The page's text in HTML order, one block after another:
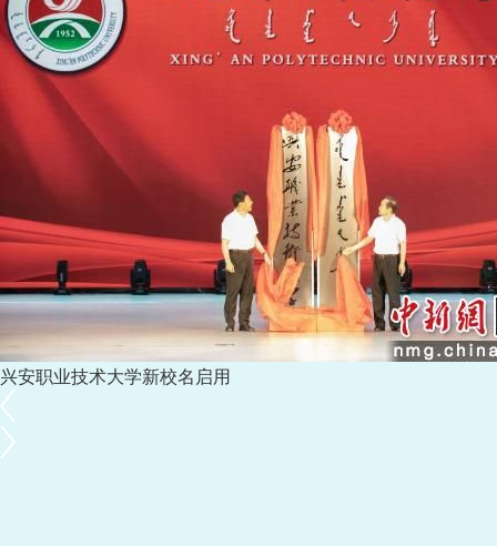
兴安职业技术大学新校名启用